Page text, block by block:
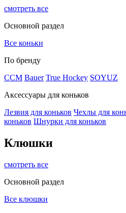
смотреть все
Основной раздел
Все коньки
По бренду
ССМ Bauer True Hockey SOYUZ
Аксессуары для коньков
Лезвия для коньков Чехлы для
коньков Шнурки для коньков
Клюшки
смотреть все
Основной раздел
Все клюшки